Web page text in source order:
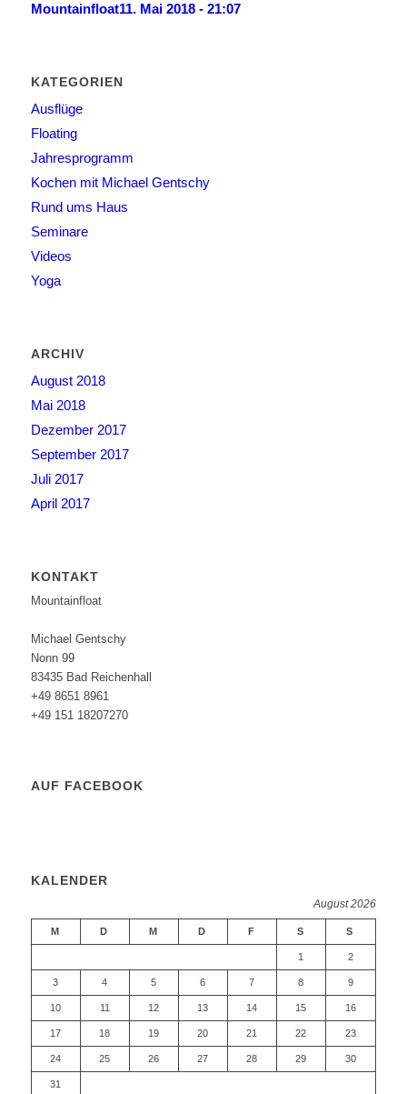
Mountainfloat11. Mai 2018 - 21:07
KATEGORIEN
Ausflüge
Floating
Jahresprogramm
Kochen mit Michael Gentschy
Rund ums Haus
Seminare
Videos
Yoga
ARCHIV
August 2018
Mai 2018
Dezember 2017
September 2017
Juli 2017
April 2017
KONTAKT
Mountainfloat
Michael Gentschy
Nonn 99
83435 Bad Reichenhall
+49 8651 8961
+49 151 18207270
AUF FACEBOOK
KALENDER
August 2026
M D M D F S S
1 2
3 4 5 6 7 8 9
10 11 12 13 14 15 16
17 18 19 20 21 22 23
24 25 26 27 28 29 30
31